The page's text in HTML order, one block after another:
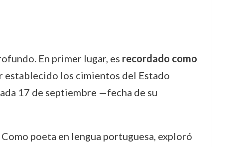
En primer lugar, es recordado como
establecido los cimientos del Estado
17 de septiembre —fecha de su
Como poeta en lengua portuguesa, exploró